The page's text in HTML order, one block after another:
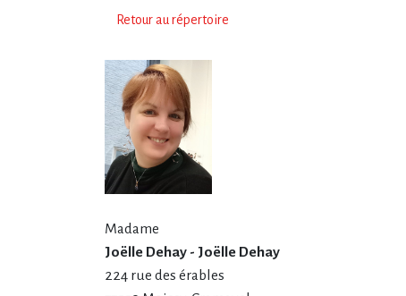
Retour au répertoire
Madame
Joëlle Dehay - Joëlle Dehay
224 rue des érables